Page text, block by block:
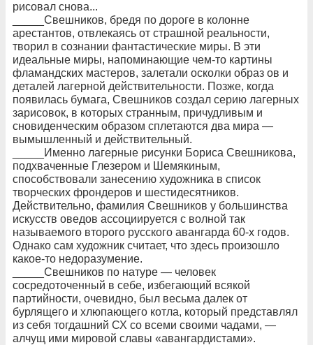
рисовал снова...
_____Свешников, бредя по дороге в колонне
арестантов, отвлекаясь от страшной реальности,
творил в сознании фантастические миры. В эти
идеальные миры, напоминающие чем-то картины
фламандских мастеров, залетали осколки образ ов и
деталей лагерной действительности. Позже, когда
появилась бумага, Свешников создал серию лагерных
зарисовок, в которых странным, причудливым и
сновиденческим образом сплетаются два мира —
вымышленный и действительный.
_____Именно лагерные рисунки Бориса Свешникова,
подхваченные Глезером и Шемякиным,
способствовали занесению художника в список
творческих фрондеров и шестидесятников.
Действительно, фамилия Свешников у большинства
искусств оведов ассоциируется с волной так
называемого второго русского авангарда 60-х годов.
Однако сам художник считает, что здесь произошло
какое-то недоразумение.
_____Свешников по натуре — человек
сосредоточенный в себе, избегающий всякой
партийности, очевидно, был весьма далек от
бурлящего и хлюпающего котла, который представлял
из себя тогдашний СХ со всеми своими чадами, —
алчущ ими мировой славы «авангардистами».